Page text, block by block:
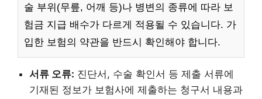
술 부위(무릎, 어깨 등)나 병변의 종류에 따라 보
험금 지급 배수가 다르게 적용될 수 있습니다. 가
입한 보험의 약관을 반드시 확인해야 합니다.
서류 오류: 진단서, 수술 확인서 등 제출 서류에
기재된 정보가 보험사에 제출하는 청구서 내용과